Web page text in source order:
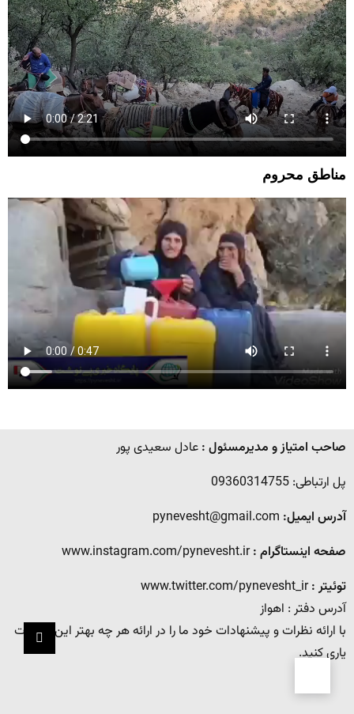
مناطق محروم
صاحب امتیاز و مدیرمسئول : عادل سعیدی پور
پل ارتباطی: 09360314755
آدرس ایمیل:
صفحه اینستاگرام :www.instagram.com/pynevesht.ir
توئیتر :www.twitter.com/pynevesht_ir
آدرس دفتر : اهواز
با ارائه نظرات و پیشنهادات خود ما را در ارائه هر چه بهتر این خدمات
یاری کنید.